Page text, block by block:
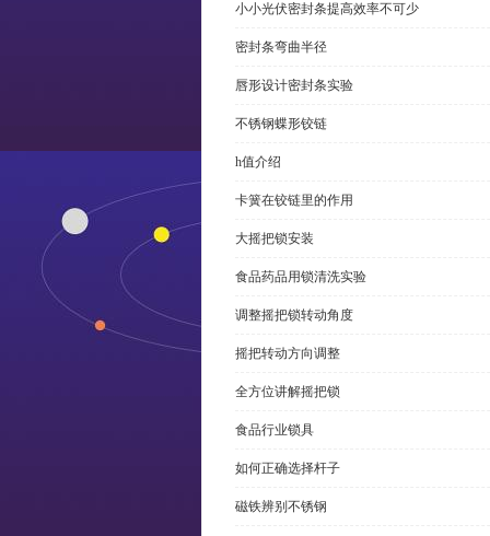
小小光伏密封条提高效率不可少
密封条弯曲半径
唇形设计密封条实验
不锈钢蝶形铰链
h值介绍
卡簧在铰链里的作用
大摇把锁安装
食品药品用锁清洗实验
调整摇把锁转动角度
摇把转动方向调整
全方位讲解摇把锁
食品行业锁具
如何正确选择杆子
磁铁辨别不锈钢